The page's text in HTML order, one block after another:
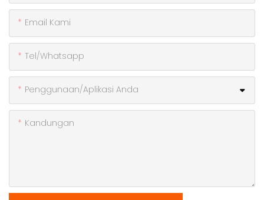
Email Kami
Tel/whatsapp
Penggunaan/Aplikasi Anda
Kandungan